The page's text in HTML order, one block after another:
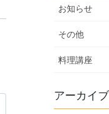
お知らせ
その他
料理講座
アーカイブ